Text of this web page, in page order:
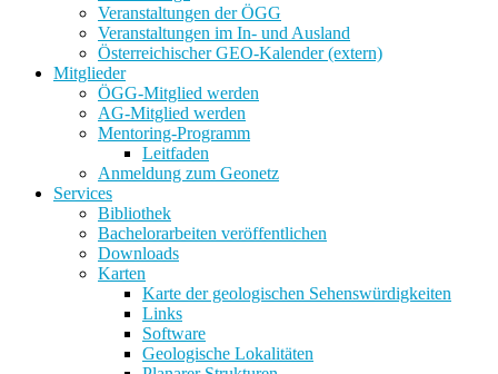
Veranstaltungen der ÖGG
Veranstaltungen im In- und Ausland
Österreichischer GEO-Kalender (extern)
Mitglieder
ÖGG-Mitglied werden
AG-Mitglied werden
Mentoring-Programm
Leitfaden
Anmeldung zum Geonetz
Services
Bibliothek
Bachelorarbeiten veröffentlichen
Downloads
Karten
Karte der geologischen Sehenswürdigkeiten
Links
Software
Geologische Lokalitäten